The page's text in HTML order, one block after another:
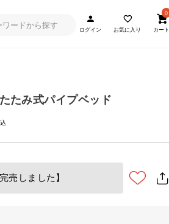
ログイン お気に入り
0
カート
たみ式パイプベッド
完売しました】